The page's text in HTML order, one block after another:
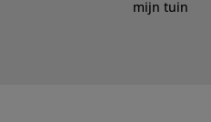
mijn tuin